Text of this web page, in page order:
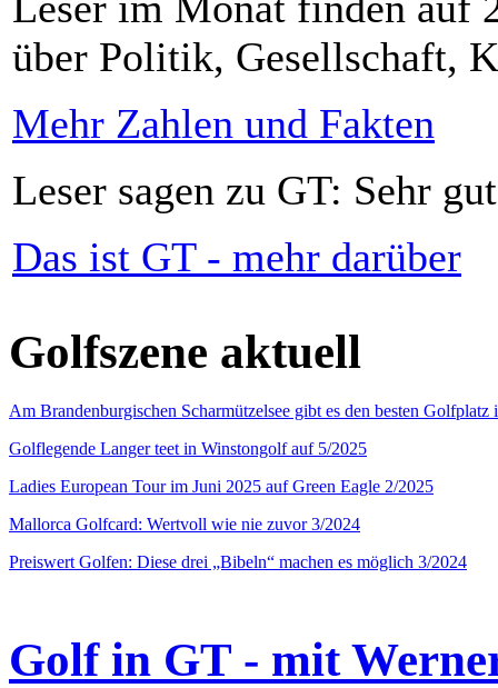
über Politik, Gesellschaft,
Mehr Zahlen und Fakten
Leser sagen zu GT: Sehr
Das ist GT - mehr darüber
Golfszene aktuell
Am Brandenburgischen Scharmützelsee gibt es den besten
Golflegende Langer teet in Winstongolf auf 5/2025
Ladies European Tour im Juni 2025 auf Green Eagle 2/2025
Mallorca Golfcard: Wertvoll wie nie zuvor 3/2024
Preiswert Golfen: Diese drei „Bibeln“ machen es möglich 3/2024
Golf in GT - mit